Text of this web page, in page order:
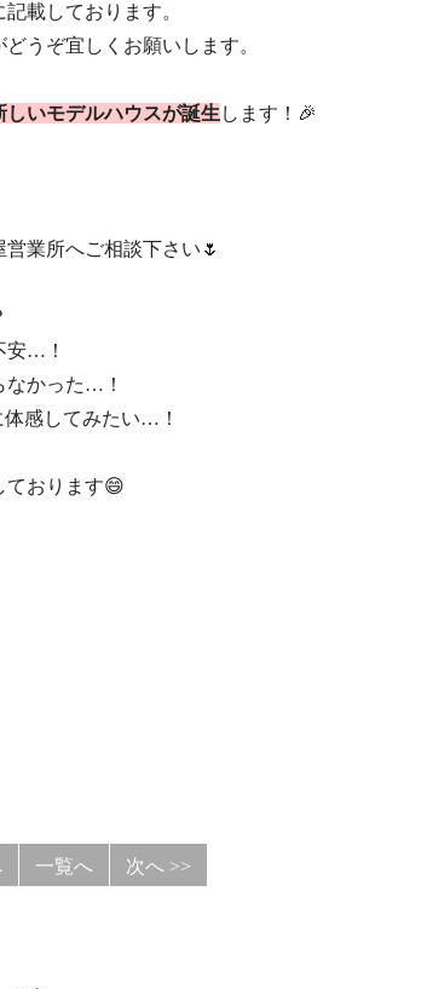
記載しております。
ますがどうぞ宜しくお願いします。
いモデルハウスが誕生します！🎉
業所へご相談下さい🌷
安…！
かった…！
感してみたい…！
お待ちしております😄
一覧へ 次へ >>